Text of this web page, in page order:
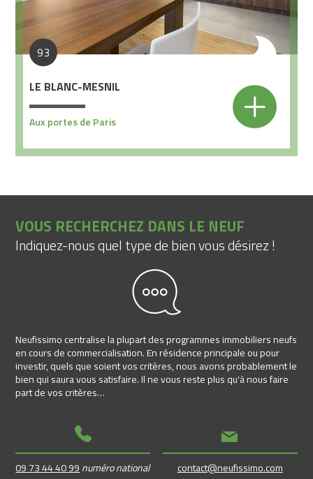
93
LE BLANC-MESNIL
Aux portes de Paris
VOUS RECHERCHEZ DANS LE NEUF
Indiquez-nous quel type de bien vous désirez !
Neufissimo centralise la plupart des programmes immobiliers neufs
en cours de commercialisation. En résidence principale ou pour
investir, quels que soient vos critères, nous avons probablement le
bien qui saura vous satisfaire. Il ne vous reste plus qu'à nous faire
part de vos critères…
09 73 44 40 99 numéro national contact@neufissimo.com